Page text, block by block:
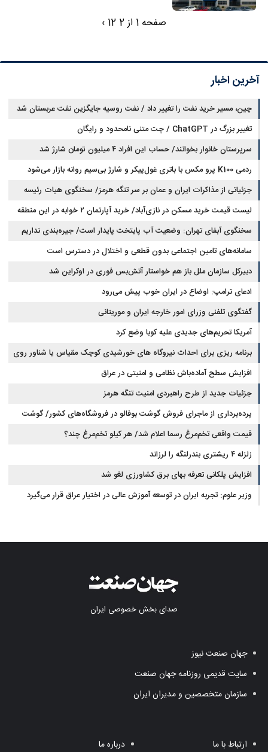
صفحه 1 از 2 12
›
آخرین اخبار
چین، مسیر خرید نفت را تغییر داد / نفت روسیه جایگزین نفت عربستان شد
تغییر بزرگ در ChatGPT / چت متنی نامحدود و رایگان
سرپرستان خانوار بخوانند/ حساب این افراد ۴ میلیون تومان شارژ شد
ردمی K100 پرو مکس با باتری غول‌پیکر و شارژ بی‌سیم روانه بازار می‌شود
جزئیاتی از مذاکرات ایران و عمان بر سر تنگه هرمز/ سخنگوی هیات رئیسه
مجلس: بیانیه‌ای شامل تصحیح مسیر تردد دریایی در تنگه، در آستانه نهایی شدن
است
لیست قیمت خرید مسکن در نازی‌آباد/ خرید آپارتمان ۲ خوابه در این منطقه
چقدر سرمایه نیاز دارد؟ + جدول مردادماه ۱۴۰۵
سخنگوی آبفای تهران: وضعیت آب پایتخت پایدار است/ جیره‌بندی نداریم
سامانه‌های تامین اجتماعی بدون قطعی و اختلال در دسترس است
دبیرکل سازمان ملل باز هم خواستار آتش‌بس فوری در اوکراین شد
ادعای ترامپ: اوضاع در ایران خوب پیش می‌رود
گفتگوی تلفنی وزرای امور خارجه ایران و موریتانی
آمریکا تحریم‌های جدیدی علیه کوبا وضع کرد
برنامه ریزی برای احداث نیروگاه های خورشیدی کوچک مقیاس یا شناور روی
آب در مازندران
افزایش سطح آماده‌باش نظامی و امنیتی در عراق
جزئیات جدید از طرح راهبردی امنیت تنگه هرمز
پرده‌برداری از ماجرای فروش گوشت بوفالو در فروشگاه‌های کشور/ گوشت
بوفالو از کجا وارد می‌شود؟/ هر کیلو بوفالو با چه قیمتی به فروش می‌رود؟
قیمت واقعی تخم‌مرغ رسما اعلام شد/ هر کیلو تخم‌مرغ چند؟
زلزله ۴ ریشتری بندرلنگه را لرزاند
افزایش پلکانی تعرفه بهای برق کشاورزی لغو شد
وزیر علوم: تجربه ایران در توسعه آموزش عالی در اختیار عراق قرار می‌گیرد
صدای بخش خصوصی ایران
جهان صنعت نیوز
سایت قدیمی روزنامه جهان صنعت
سازمان متخصصین و مدیران ایران
ارتباط با ما درباره ما